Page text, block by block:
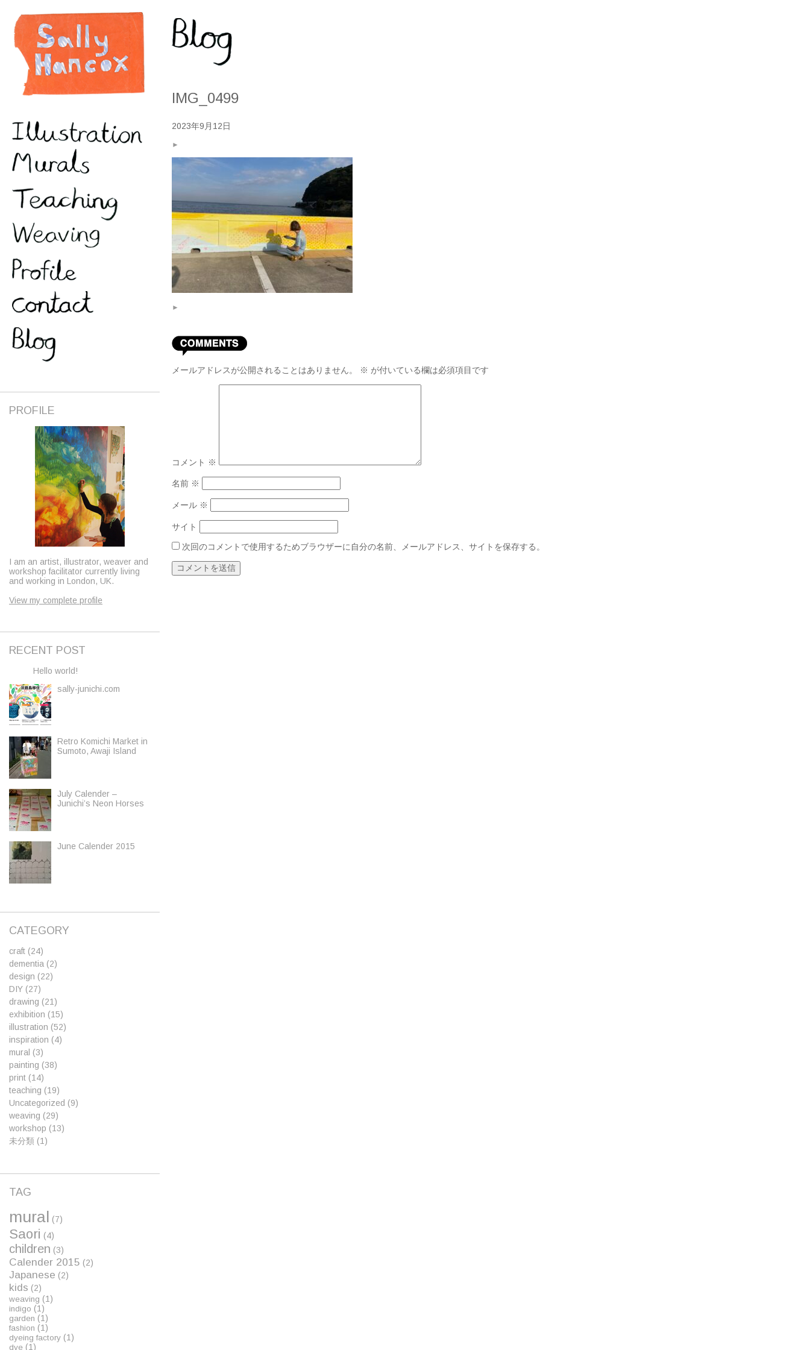
IMG_0499
2023年9月12日
►
►
メールアドレスが公開されることはありません。 ※ が付いている欄は必須項目です
コメント ※
名前 ※
メール ※
サイト
次回のコメントで使用するためブラウザーに自分の名前、メールアドレス、サイトを保存する。
PROFILE
I am an artist, illustrator, weaver and
workshop facilitator currently living
and working in London, UK.
View my complete profile
RECENT POST
Hello world!
sally-junichi.com
Retro Komichi Market in
Sumoto, Awaji Island
July Calender –
Junichi’s Neon Horses
June Calender 2015
CATEGORY
craft (24)
dementia (2)
design (22)
DIY (27)
drawing (21)
exhibition (15)
illustration (52)
inspiration (4)
mural (3)
painting (38)
print (14)
teaching (19)
Uncategorized (9)
weaving (29)
workshop (13)
未分類 (1)
TAG
mural (7)
Saori (4)
children (3)
Calender 2015 (2)
Japanese (2)
kids (2)
weaving (1)
indigo (1)
garden (1)
fashion (1)
dyeing factory (1)
dye (1)